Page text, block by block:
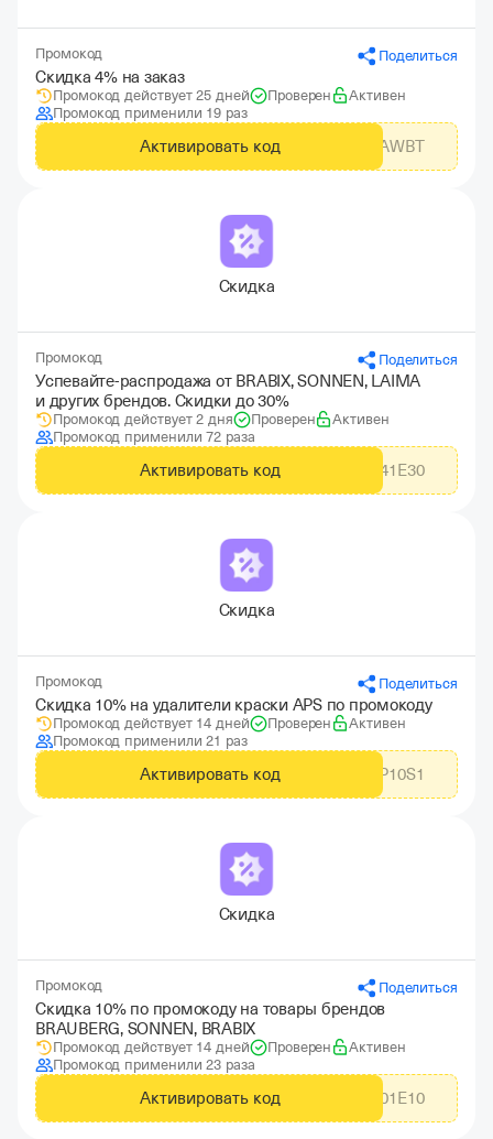
Промокод Поделиться
Скидка 4% на заказ
Промокод действует 25 дней Проверен
Активен
Промокод применили 19 раз
Активировать код ZN9XAWBT
Скидка
Промокод Поделиться
Успевайте-распродажа от BRABIX, SONNEN, LAIMA
и других брендов. Скидки до 30%
Промокод действует 2 дня Проверен
Активен
Промокод применили 72 раза
Активировать код 30S41E30
Скидка
Промокод Поделиться
Скидка 10% на удалители краски APS по промокоду
Промокод действует 14 дней Проверен
Активен
Промокод применили 21 раз
Активировать код A10P10S1
Скидка
Промокод Поделиться
Скидка 10% по промокоду на товары брендов
BRAUBERG, SONNEN, BRABIX
Промокод действует 14 дней Проверен
Активен
Промокод применили 23 раза
Активировать код S4101E10